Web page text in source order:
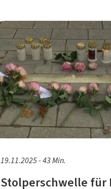
19.11.2025 - 43 Min.
Stolperschwelle für